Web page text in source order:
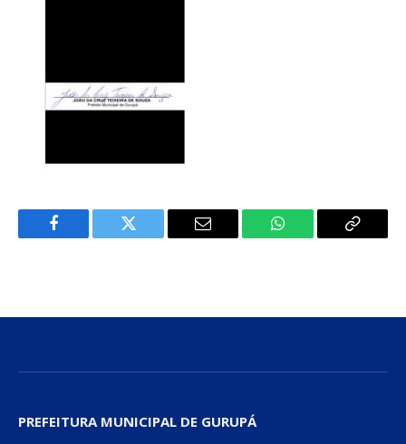
Facebook Twitter
E-
WhatsApp Copiar
PREFEITURA MUNICIPAL DE GURUPÁ